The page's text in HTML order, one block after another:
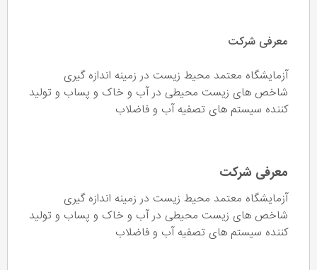
معرفی شرکت
آزمایشگاه معتمد محیط زیست در زمینه اندازه گیری
شاخص های زیست محیطی در آب و خاک و پساب و تولید
کننده سیستم های تصفیه آب و فاضلاب
معرفی شرکت
آزمایشگاه معتمد محیط زیست در زمینه اندازه گیری
شاخص های زیست محیطی در آب و خاک و پساب و تولید
کننده سیستم های تصفیه آب و فاضلاب